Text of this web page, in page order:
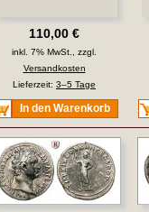
110,00 €
inkl. 7% MwSt., zzgl.
Versandkosten
Lieferzeit: 3–5 Tage
In den Warenkorb